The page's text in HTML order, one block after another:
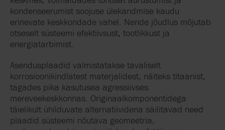
kondenseerumist soojuse ülekandmise kaudu
erinevate keskkondade vahel. Nende jõudlus mõjutab
otseselt süsteemi efektiivsust, tootlikkust ja
energiatarbimist.
Asendusplaadid valmistatakse tavaliselt
korrosioonikindlatest materjalidest, näiteks titaanist,
tagades pika kasutusea agressiivses
mereveekeskkonnas. Originaalkomponentidega
täielikult ühilduvate alternatiividena säilitavad need
plaadid süsteemi nõutava geomeetria,